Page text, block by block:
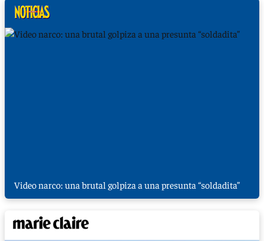
Video narco: una brutal golpiza a una presunta “soldadita”